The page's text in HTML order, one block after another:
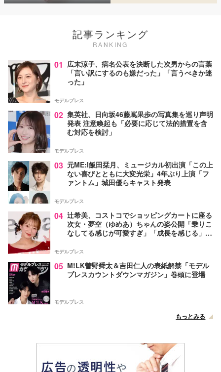
記事ランキング
RANKING
01 広末涼子、病名公表を決断した次男からの言葉
「言い訳にするのも嫌だった」「言うべきか迷
った」
モデルプレス
02 集英社、日向坂46藤嶌果歩の写真集を巡り声明
発表 注意喚起も「必要に応じて法的措置を含
む対応を検討」
モデルプレス
03 元ME:I飯田栞月、ミュージカル初出演「この上
ない喜びとともに大変光栄」4年ぶり上演「フ
ァントム」城田優らキャスト発表
モデルプレス
04 辻希美、コストコでショッピングカートに座る
次女・夢空（ゆめあ）ちゃんの姿公開「乗りこ
なしてる感じが可愛すぎ」「成長を感じる」の
モデルプレス
05 M!LK曽野舜太＆吉田仁人の表紙解禁「モデル
プレスカウントダウンマガジン」巻頭に登場
モデルプレス
もっとみる